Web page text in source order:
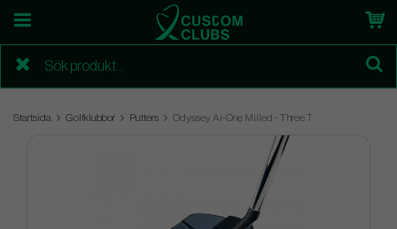
Startsida Golfklubbor Putters Odyssey Ai-One Milled - Three T